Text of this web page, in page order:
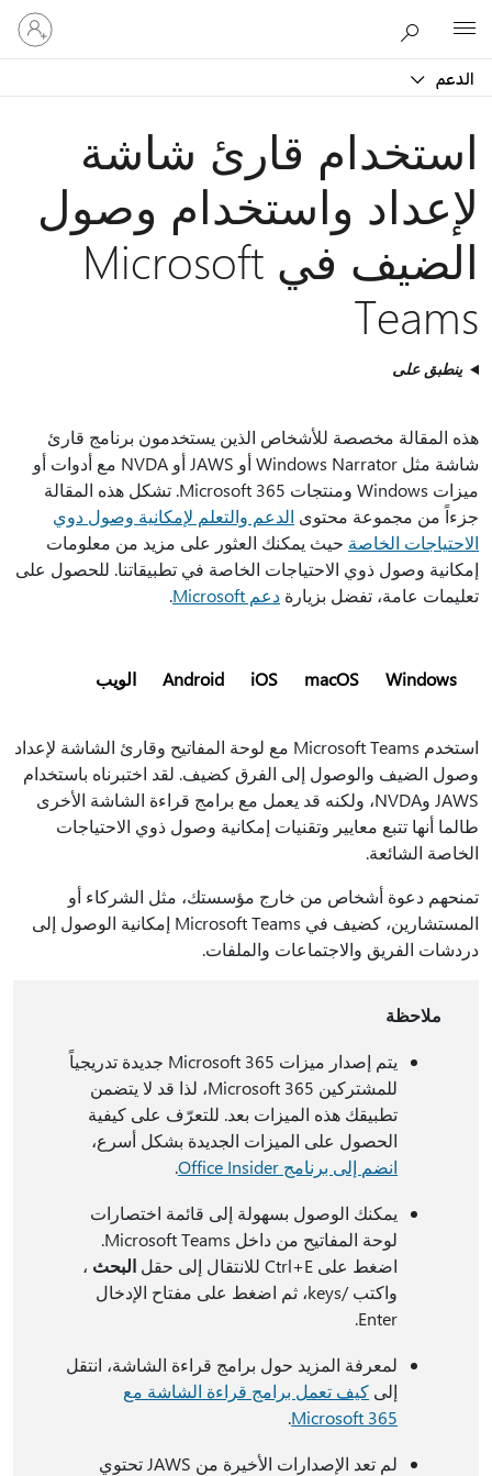
الدعم
تسجيل
الدخول
إلى
استخدام قارئ شاشة
لإعداد واستخدام وصول
الضيف في Microsoft
Teams
ينطبق على
هذه المقالة مخصصة للأشخاص الذين يستخدمون برنامج قارئ
شاشة مثل Windows Narrator أو JAWS أو NVDA مع أدوات أو
ميزات Windows ومنتجات Microsoft 365. تشكل هذه المقالة
جزءاً من مجموعة محتوى الدعم والتعلم لإمكانية وصول دوي
الاحتياجات الخاصة حيث يمكنك العثور على مزيد من معلومات
إمكانية وصول ذوي الاحتياجات الخاصة في تطبيقاتنا. للحصول على
تعليمات عامة، تفضل بزيارة دعم Microsoft .
Windows
macOS
iOS
Android الويب
استخدم Microsoft Teams مع لوحة المفاتيح وقارئ الشاشة لإعداد
وصول الضيف والوصول إلى الفرق كضيف. لقد اختبرناه باستخدام
JAWS وNVDA، ولكنه قد يعمل مع برامج قراءة الشاشة الأخرى
طالما أنها تتبع معايير وتقنيات إمكانية وصول ذوي الاحتياجات
الخاصة الشائعة.
تمنحهم دعوة أشخاص من خارج مؤسستك، مثل الشركاء أو
المستشارين، كضيف في Microsoft Teams إمكانية الوصول إلى
دردشات الفريق والاجتماعات والملفات.
ملاحظة
يتم إصدار ميزات Microsoft 365 جديدة تدريجياً
للمشتركين Microsoft 365، لذا قد لا يتضمن
تطبيقك هذه الميزات بعد. للتعرّف على كيفية
الحصول على الميزات الجديدة بشكل أسرع،
انضم إلى برنامج Office Insider
.
يمكنك الوصول بسهولة إلى قائمة اختصارات
لوحة المفاتيح من داخل Microsoft Teams.
اضغط على Ctrl+E للانتقال إلى حقل
البحث ،
واكتب /keys، ثم اضغط على مفتاح الإدخال
Enter.
لمعرفة المزيد حول برامج قراءة الشاشة، انتقل
إلى كيف تعمل برامج قراءة الشاشة مع
Microsoft 365
.
لم تعد الإصدارات الأخيرة من JAWS تحتوي